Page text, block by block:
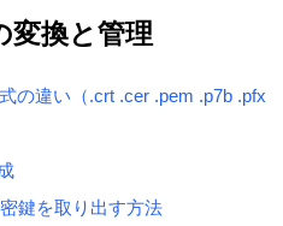
変換と管理
の違い（.crt .cer .pem .p7b .pfx
鍵を取り出す方法